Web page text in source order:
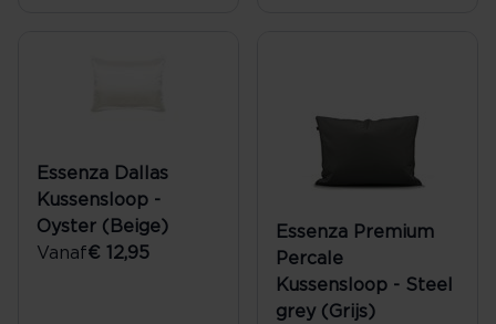
Essenza Dallas
Kussensloop -
Oyster (Beige)
Vanaf€ 12,95
Essenza Premium
Percale
Kussensloop - Steel
grey (Grijs)